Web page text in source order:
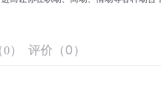
0） 评价 （0 ）